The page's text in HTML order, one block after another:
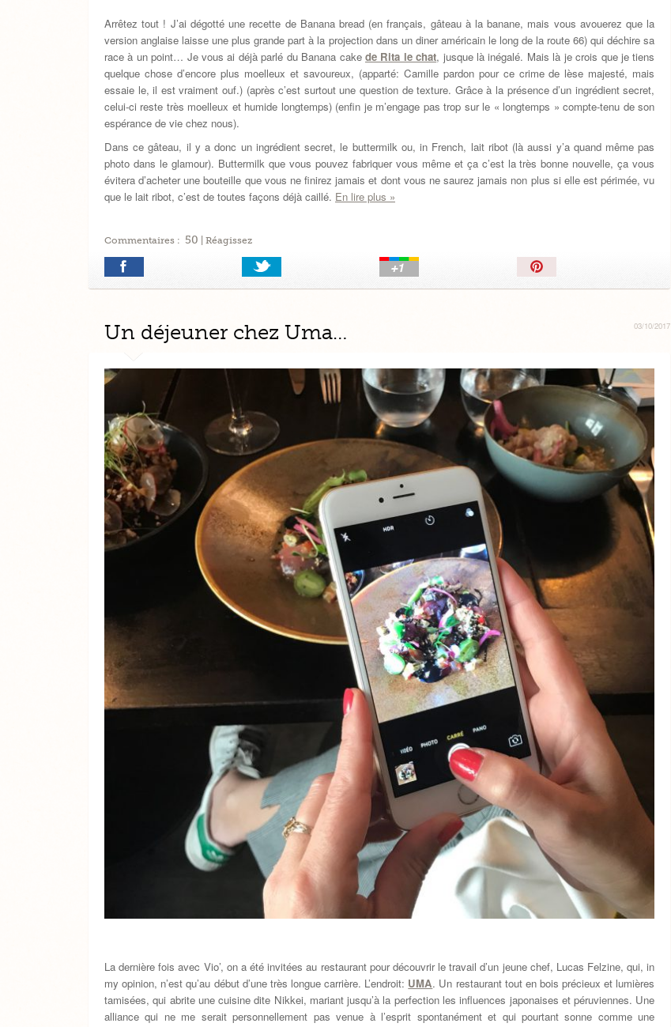
Arrêtez tout ! J’ai dégotté une recette de Banana bread (en français, gâteau à la banane, mais vous avouerez que la
version anglaise laisse une plus grande part à la projection dans un diner américain le long de la route 66) qui déchire sa
race à un point… Je vous ai déjà parlé du Banana cake de Rita le chat, jusque là inégalé. Mais là je crois que je tiens
quelque chose d’encore plus moelleux et savoureux, (apparté: Camille pardon pour ce crime de lèse majesté, mais
essaie le, il est vraiment ouf.) (après c’est surtout une question de texture. Grâce à la présence d’un ingrédient secret,
celui-ci reste très moelleux et humide longtemps) (enfin je m’engage pas trop sur le « longtemps » compte-tenu de son
espérance de vie chez nous).
Dans ce gâteau, il y a donc un ingrédient secret, le buttermilk ou, in French, lait ribot (là aussi y’a quand même pas
photo dans le glamour). Buttermilk que vous pouvez fabriquer vous même et ça c’est la très bonne nouvelle, ça vous
évitera d’acheter une bouteille que vous ne finirez jamais et dont vous ne saurez jamais non plus si elle est périmée, vu
que le lait ribot, c’est de toutes façons déjà caillé. En lire plus »
Commentaires : 50 | Réagissez
Épingler!
03/10/2017
Un déjeuner chez Uma…
La dernière fois avec Vio’, on a été invitées au restaurant pour découvrir le travail d’un jeune chef, Lucas Felzine, qui, in
my opinion, n’est qu’au début d’une très longue carrière. L’endroit: UMA. Un restaurant tout en bois précieux et lumières
tamisées, qui abrite une cuisine dite Nikkei, mariant jusqu’à la perfection les influences japonaises et péruviennes. Une
alliance qui ne me serait personnellement pas venue à l’esprit spontanément et qui pourtant sonne comme une